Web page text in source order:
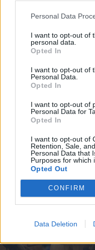
Personal Data
I want to opt-out of
personal data.
Opted In
I want to opt-out of
Personal Data.
Opted In
I want to opt-out of
Personal Data for
Opted In
I want to opt-out of
Retention, Sale,
Personal Data that
Purposes for which
Opted Out
CONFIRM
Data Deletion
2026. augusztus 09.,
Fejszékkel
egy
videóval